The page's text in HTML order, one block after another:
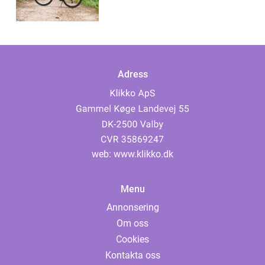
Adress
web: www.klikko.dk
Menu
Annonsering
Om oss
Cookies
Kontakta oss